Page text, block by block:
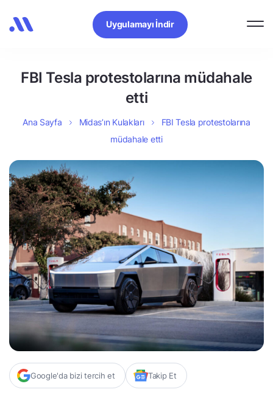
Uygulamayı İndir
FBI Tesla protestolarına müdahale
etti
Ana Sayfa Midas’ın Kulakları
FBI Tesla protestolarına
müdahale etti
Google'da bizi tercih et Takip Et